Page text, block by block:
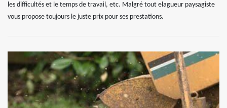
les difficultés et le temps de travail, etc. Malgré tout elagueur paysagiste
vous propose toujours le juste prix pour ses prestations.